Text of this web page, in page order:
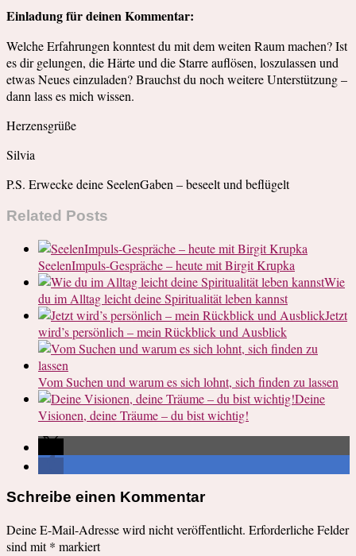
Einladung für deinen Kommentar:
Welche Erfahrungen konntest du mit dem weiten Raum machen? Ist
es dir gelungen, die Härte und die Starre auflösen, loszulassen und
etwas Neues einzuladen? Brauchst du noch weitere Unterstützung –
dann lass es mich wissen.
Herzensgrüße
Silvia
P.S. Erwecke deine SeelenGaben – beseelt und beflügelt
Related Posts
SeelenImpuls-Gespräche – heute mit Birgit Krupka
Wie
du im Alltag leicht deine Spiritualität leben kannst
Jetzt
wird’s persönlich – mein Rückblick und Ausblick
Vom Suchen und warum es sich lohnt, sich finden zu lassen
Deine
Visionen, deine Träume – du bist wichtig!
Schreibe einen Kommentar
Deine E-Mail-Adresse wird nicht veröffentlicht. Erforderliche Felder
sind mit* markiert